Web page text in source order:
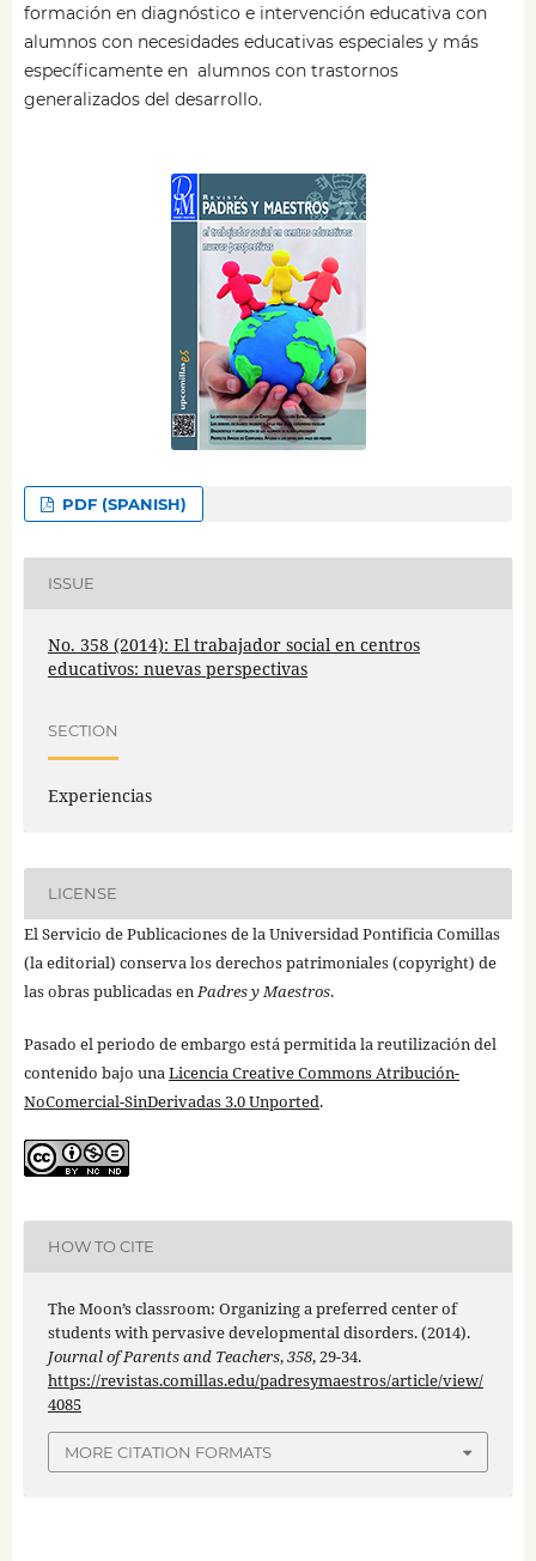
formación en diagnóstico e intervención educativa con
alumnos con necesidades educativas especiales y más
específicamente en alumnos con trastornos
generalizados del desarrollo.
PDF (SPANISH)
ISSUE
No. 358 (2014): El trabajador social en centros
educativos: nuevas perspectivas
SECTION
Experiencias
LICENSE
El Servicio de Publicaciones de la Universidad Pontificia Comillas
(la editorial) conserva los derechos patrimoniales (copyright) de
las obras publicadas enPadres y Maestros.
Pasado el periodo de embargo está permitida la reutilización del
contenido bajo unaLicencia Creative Commons Atribución-
NoComercial-SinDerivadas 3.0 Unported.
HOW TO CITE
The Moon’s classroom: Organizing a preferred center of
students with pervasive developmental disorders. (2014).
Journal of Parents and Teachers,358, 29-34.
https://revistas.comillas.edu/padresymaestros/article/view/
4085
MORE CITATION FORMATS